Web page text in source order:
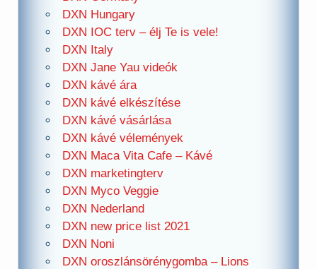
DXN Hungary
DXN IOC terv – élj Te is vele!
DXN Italy
DXN Jane Yau videók
DXN kávé ára
DXN kávé elkészítése
DXN kávé vásárlása
DXN kávé vélemények
DXN Maca Vita Cafe – Kávé
DXN marketingterv
DXN Myco Veggie
DXN Nederland
DXN new price list 2021
DXN Noni
DXN oroszlánsörénygomba – Lions